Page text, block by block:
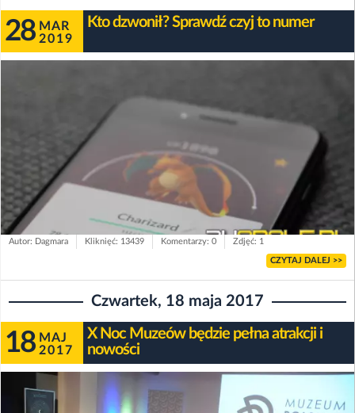
28 MAR
2019
Kto dzwonił? Sprawdź czyj to numer
Autor: Dagmara Kliknięć: 13439 Komentarzy: 0 Zdjęć: 1
CZYTAJ DALEJ >>
Czwartek, 18 maja 2017
18 MAJ
2017
X Noc Muzeów będzie pełna atrakcji i
nowości